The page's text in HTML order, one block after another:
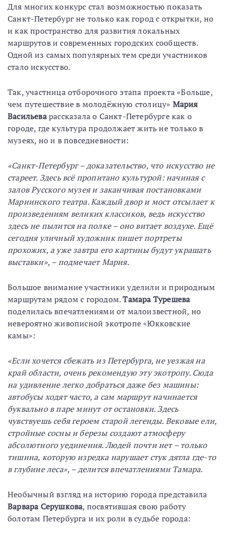
Для многих конкурс стал возможностью показать
Санкт-Петербург не только как город с открытки, но
и как пространство для развития локальных
маршрутов и современных городских сообществ.
Одной из самых популярных тем среди участников
стало искусство.
Так, участница отборочного этапа проекта «Больше,
чем путешествие в молодёжную столицу» Мария
Васильеварассказала о Санкт-Петербурге как о
городе, где культура продолжает жить не только в
музеях, но и в повседневности:
«Санкт-Петербург – доказательство, что искусство не
стареет. Здесь всё пропитано культурой: начиная с
залов Русского музея и заканчивая постановками
Мариинского театра. Каждый двор и мост отсылает к
произведениям великих классиков, ведь искусство
здесь не пылится на полке – оно витает воздухе. Ещё
сегодня уличный художник пишет портреты
прохожих, а уже завтра его картины будут украшать
выставки», – подмечает Мария.
Большое внимание участники уделили и природным
маршрутам рядом с городом.Тамара Турешева
поделилась впечатлениями от малоизвестной, но
невероятно живописной экотропе «Юкковские
камы»:
«Если хочется сбежать из Петербурга, не уезжая на
край области, очень рекомендую эту экотропу. Сюда
на удивление легко добраться даже без машины:
автобусы ходят часто, а сам маршрут начинается
буквально в паре минут от остановки. Здесь
чувствуешь себя героем старой легенды. Вековые ели,
стройные сосны и березы создают атмосферу
абсолютного уединения. Людей почти нет – только
тишина, которую изредка нарушает стук дятла где-то
в глубине леса», – делится впечатлениями Тамара.
Необычный взгляд на историю города представила
Варвара Серушкова, посвятившая свою работу
болотам Петербурга и их роли в судьбе города: